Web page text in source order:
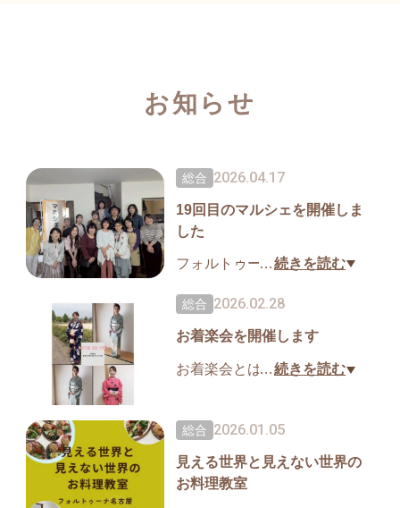
お知らせ
総合 2026.04.17
19回目のマルシェを開催しま
した
フォルトゥーナ名古屋では４
ェを開催しました。
15ブースの出展者さまにお店
を出していただきました。施
一日となりました。
次回は7月19日（日）10時〜1
6時です。
…続きを読む
総合 2026.02.28
お着楽会を開催します
お着楽会とは、着物を気軽に
2026年３月７日（土）10時〜
15時まで
着物をお持ちでない方はレン
… 続きを読む
総合 2026.01.05
見える世界と見えない世界の
お料理教室